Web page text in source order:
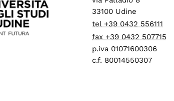
33100 Udine
tel +39 0432 556111
fax +39 0432 507715
p.iva 01071600306
c.f. 80014550307